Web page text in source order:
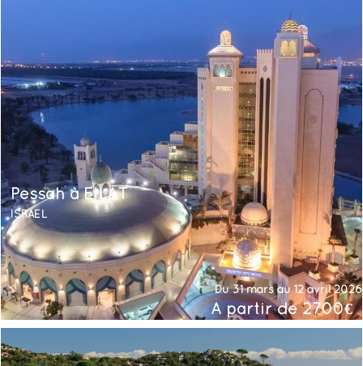
Pessah à EILAT
ISRAËL
Du 31 mars au 12 avril 2026
À partir de 2700€